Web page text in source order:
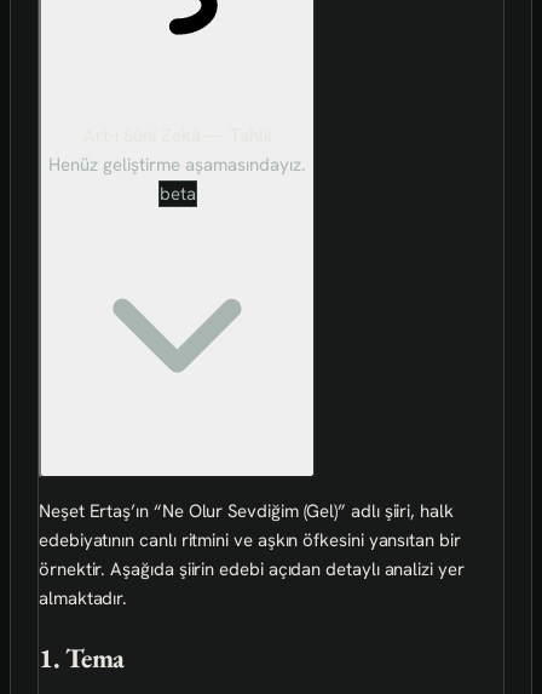
Henüz geliştirme aşamasındayız.
beta
Neşet Ertaş’ın “Ne Olur Sevdiğim (Gel)” adlı şiiri, halk
edebiyatının canlı ritmini ve aşkın öfkesini yansıtan bir
örnektir. Aşağıda şiirin edebi açıdan detaylı analizi yer
almaktadır.
1. Tema